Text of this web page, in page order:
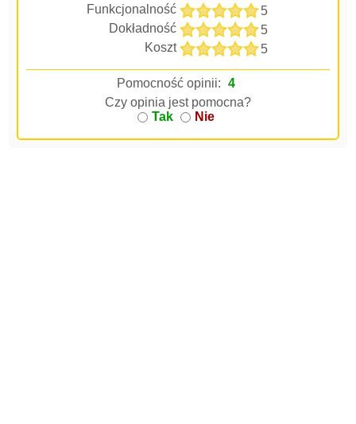
Funkcjonalność
5
Dokładność
5
Koszt
5
Pomocność opinii: 4
Czy opinia jest pomocna?
Tak
Nie